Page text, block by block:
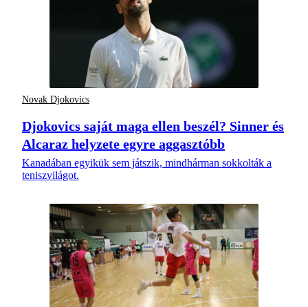
Novak Djokovics
Djokovics saját maga ellen beszél? Sinner és
Alcaraz helyzete egyre aggasztóbb
Kanadában egyikük sem játszik, mindhárman sokkolták a
teniszvilágot.